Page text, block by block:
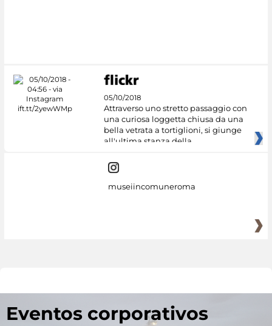
05/10/2018
Attraverso uno stretto passaggio con
una curiosa loggetta chiusa da una
bella vetrata a tortiglioni, si giunge
all'ultima stanza della
museiincomuneroma
Eventos corporativos